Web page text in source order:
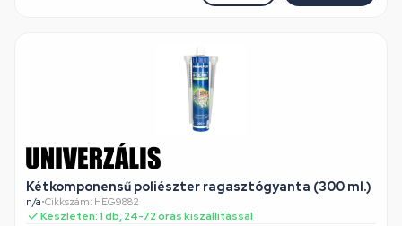
Kétkomponensű poliészter ragasztógyanta (300 ml.)
n/a•Cikkszám: HEG9882
Készleten: 1 db, 24-72 órás kiszállítással